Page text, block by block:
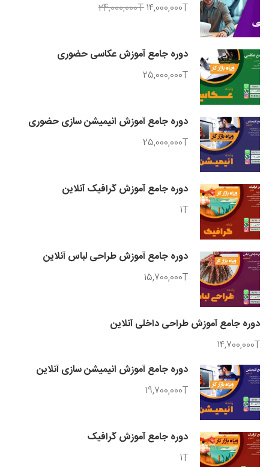
24,000,000T14,000,000T
دوره جامع آموزش عکاسی حضوری
25,000,000T
دوره جامع آموزش انیمیشن سازی حضوری
25,000,000T
دوره جامع آموزش گرافیک آنلاین
1T
دوره جامع آموزش طراحی لباس آنلاین
15,700,000T
دوره جامع آموزش طراحی داخلی آنلاین
14,700,000T
دوره جامع آموزش انیمیشن سازی آنلاین
19,700,000T
دوره جامع آموزش گرافیک
1T